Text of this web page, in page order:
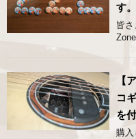
す。
皆
【
コ
を
購入